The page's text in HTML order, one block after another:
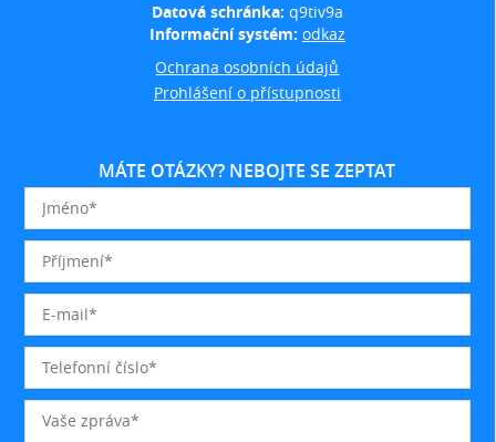
Datová schránka: q9tiv9a
Informační systém: odkaz
Ochrana osobních údajů
Prohlášení o přístupnosti
MÁTE OTÁZKY? NEBOJTE SE ZEPTAT